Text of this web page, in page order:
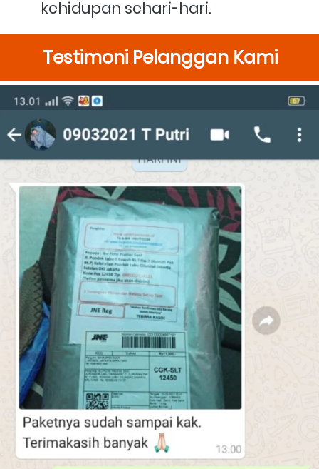
kehidupan sehari-hari.
Testimoni Pelanggan Kami